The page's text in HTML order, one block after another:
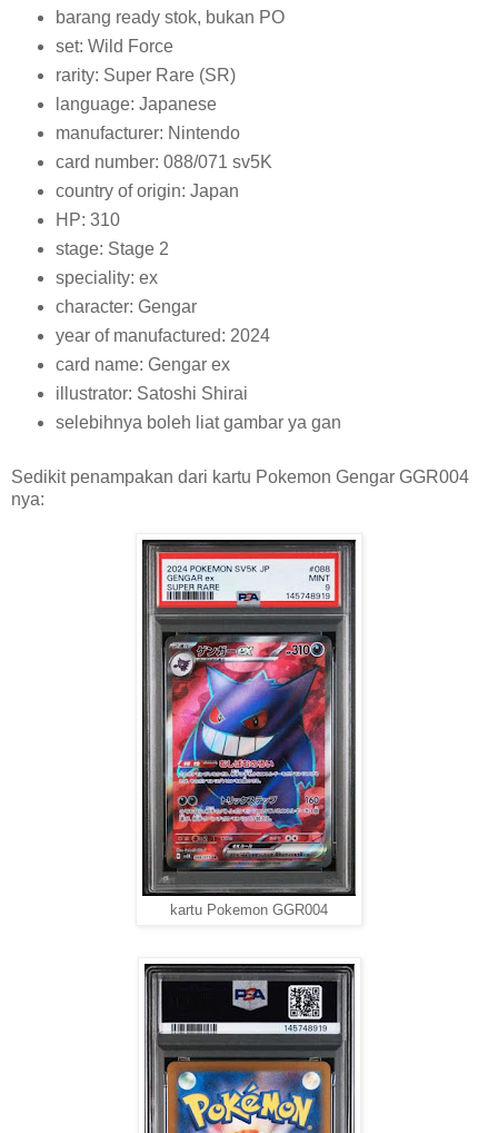
barang ready stok, bukan PO
set: Wild Force
rarity: Super Rare (SR)
language: Japanese
manufacturer: Nintendo
card number: 088/071 sv5K
country of origin: Japan
HP: 310
stage: Stage 2
speciality: ex
character: Gengar
year of manufactured: 2024
card name: Gengar ex
illustrator: Satoshi Shirai
selebihnya boleh liat gambar ya gan
Sedikit penampakan dari kartu Pokemon Gengar GGR004
nya:
kartu Pokemon GGR004